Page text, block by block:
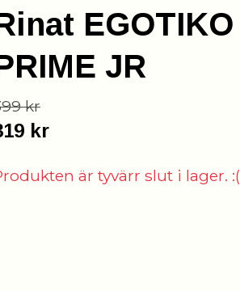
EGOTIKO
JR
kr
kr
är tyvärr slut i lager. :(